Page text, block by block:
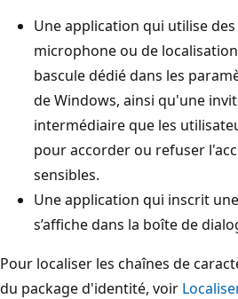
Une application qui utilise
microphone ou de
bascule dédié dans les
de Windows, ainsi qu'une
intermédiaire que les
pour accorder ou refuser
sensibles.
Une application qui inscrit
s’affiche dans la boîte de
Pour localiser les chaînes de
du package d'identité, voir